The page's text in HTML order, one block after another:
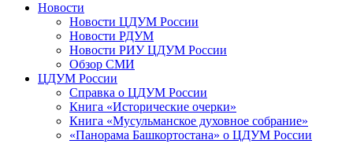
Новости
Новости ЦДУМ России
Новости РДУМ
Новости РИУ ЦДУМ России
Обзор СМИ
ЦДУМ России
Справка о ЦДУМ России
Книга «Исторические очерки»
Книга «Мусульманское духовное собрание»
«Панорама Башкортостана» о ЦДУМ России